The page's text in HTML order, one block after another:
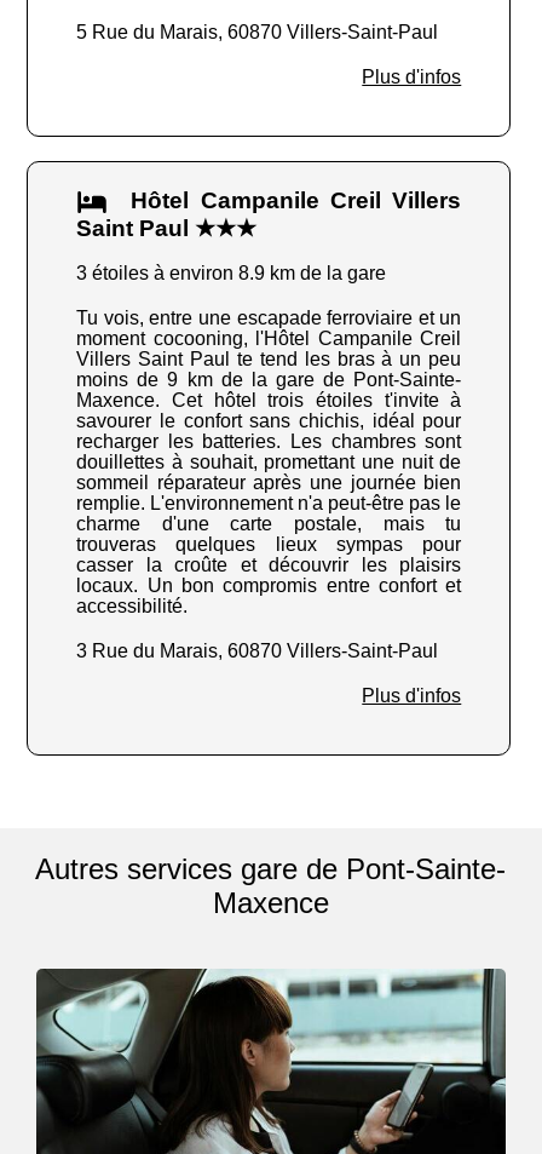
5 Rue du Marais, 60870 Villers-Saint-Paul
Plus d'infos
Hôtel Campanile Creil Villers
Saint Paul ★★★
3 étoiles à environ 8.9 km de la gare
Tu vois, entre une escapade ferroviaire et un
moment cocooning, l'Hôtel Campanile Creil
Villers Saint Paul te tend les bras à un peu
moins de 9 km de la gare de Pont-Sainte-
Maxence. Cet hôtel trois étoiles t'invite à
savourer le confort sans chichis, idéal pour
recharger les batteries. Les chambres sont
douillettes à souhait, promettant une nuit de
sommeil réparateur après une journée bien
remplie. L'environnement n'a peut-être pas le
charme d'une carte postale, mais tu
trouveras quelques lieux sympas pour
casser la croûte et découvrir les plaisirs
locaux. Un bon compromis entre confort et
accessibilité.
3 Rue du Marais, 60870 Villers-Saint-Paul
Plus d'infos
Autres services gare de Pont-Sainte-
Maxence